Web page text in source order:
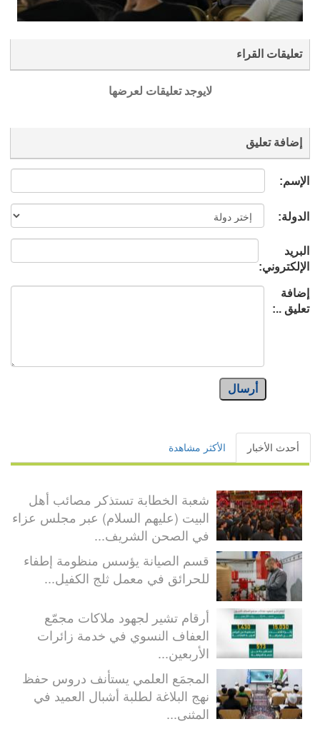
تعليقات القراء
لايوجد تعليقات لعرضها
إضافة تعليق
الإسم:
الدولة:
البريد
الإلكتروني:
إضافة
تعليق ..:
أرسال
أحدث الأخبار الأكثر مشاهدة
شعبة الخطابة تستذكر مصائب أهل
البيت (عليهم السلام) عبر مجلس عزاء
في الصحن الشريف...
قسم الصيانة يؤسس منظومة إطفاء
للحرائق في معمل ثلج الكفيل...
أرقام تشير لجهود ملاكات مجمّع
العفاف النسوي في خدمة زائرات
الأربعين...
المجمَع العلمي يستأنف دروس حفظ
نهج البلاغة لطلبة أشبال العميد في
المثنى...